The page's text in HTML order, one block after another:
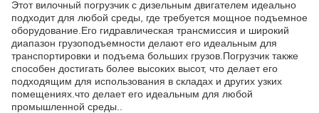
Этот вилочный погрузчик с дизельным двигателем идеально
подходит для любой среды, где требуется мощное подъемное
оборудование.Его гидравлическая трансмиссия и широкий
диапазон грузоподъемности делают его идеальным для
транспортировки и подъема больших грузов.Погрузчик также
способен достигать более высоких высот, что делает его
подходящим для использования в складах и других узких
помещениях.что делает его идеальным для любой
промышленной среды..